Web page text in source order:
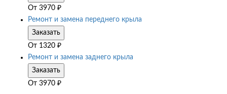
От 3970 ₽
Ремонт и замена переднего крыла
Заказать
От 1320 ₽
Ремонт и замена заднего крыла
Заказать
От 3970 ₽